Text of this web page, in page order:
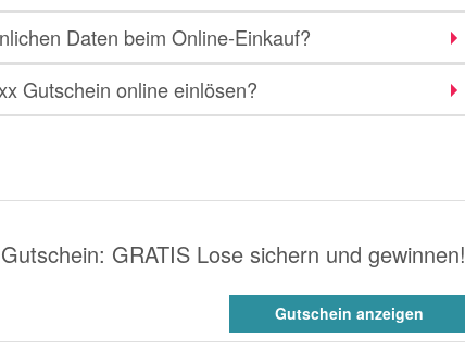
Daten beim Online-Einkauf?
Gutschein online einlösen?
GRATIS Lose sichern und gewinnen!
Gutschein anzeigen